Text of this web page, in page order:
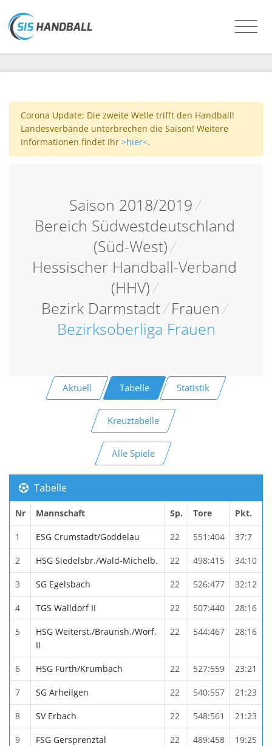
Corona Update: Die zweite Welle trifft den Handball!
Landesverbände unterbrechen die Saison! Weitere
Informationen findet Ihr >hier<.
Saison 2018/2019/
Bereich Südwestdeutschland
(Süd-West)/
Hessischer Handball-Verband
(HHV)/
Bezirk Darmstadt/ Frauen /
Bezirksoberliga Frauen
Aktuell Tabelle Statistik
Kreuztabelle
Alle Spiele
Tabelle
Nr Mannschaft Sp. Tore Pkt.
1 ESG Crumstadt/Goddelau 22 551:404 37:7
2 HSG Siedelsbr./Wald-Michelb. 22 498:415 34:10
3 SG Egelsbach 22 526:477 32:12
4 TGS Walldorf II 22 507:440 28:16
5
HSG Weiterst./Braunsh./Worf.
II
22 544:467 28:16
6 HSG Fürth/Krumbach 22 527:559 23:21
7 SG Arheilgen 22 540:557 21:23
8 SV Erbach 22 548:561 21:23
9 FSG Gersprenztal 22 489:458 19:25